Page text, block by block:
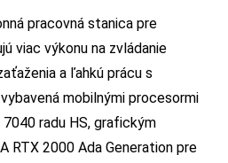
pracovná stanica pre
viac výkonu na zvládanie
a ľahkú prácu s
mobilnými procesormi
radu HS, grafickým
RTX 2000 Ada Generation pre